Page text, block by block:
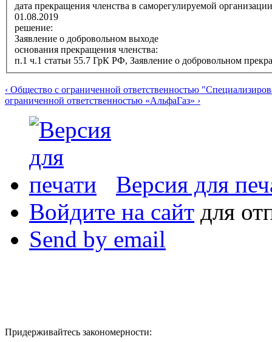
дата прекращения членства в саморегулируемой
01.08.2019
решение:
Заявление о добровольном выходе
основания прекращения членства:
п.1 ч.1 статьи 55.7 ГрК РФ, Заявление о добровольном
‹ Общество с ограниченной ответственностью
ограниченной ответственностью «АльфаГаз» ›
Версия для
Войдите на сайт для
Send by email
Придерживайтесь закономерности: